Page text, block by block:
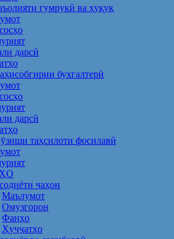
гумрукӣ ва ҳуқуқ
дарсӣ
бухгалтерӣ
дарсӣ
таҳсилоти фосилавӣ
ҷаҳон
Маълумот
Омузгорон
Фанҳо
Ҳуҷҷатҳо